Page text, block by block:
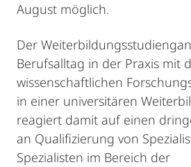
August möglich.
Der
Berufsalltag in der Praxis mit
wissenschaftlichen
in einer universitären
reagiert damit auf einen
an Qualifizierung von
Spezialisten im Bereich der